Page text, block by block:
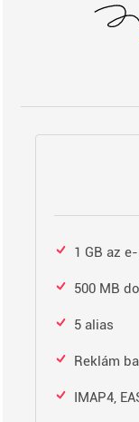
1 GB az
500 MB
5 alias
Reklám
IMAP4,